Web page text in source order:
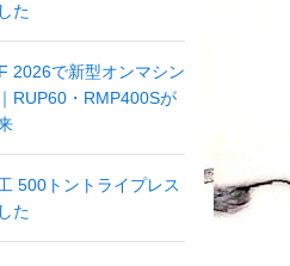
た
2026で新型オンマシン
RUP60・RMP400Sが
500トントライプレス
た